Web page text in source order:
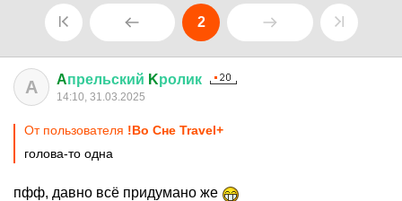
2
A Aпрельский Kролик
14:10, 31.03.2025
От пользователя !Во Сне Travel+
голова-то одна
пфф, давно всё придумано же